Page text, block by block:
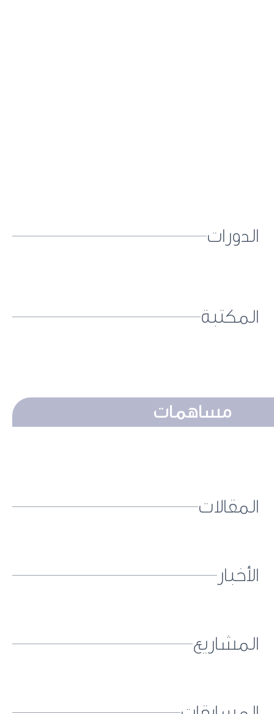
الدورات
المكتبة
مساهمات
المقالات
الأخبار
المشاريع